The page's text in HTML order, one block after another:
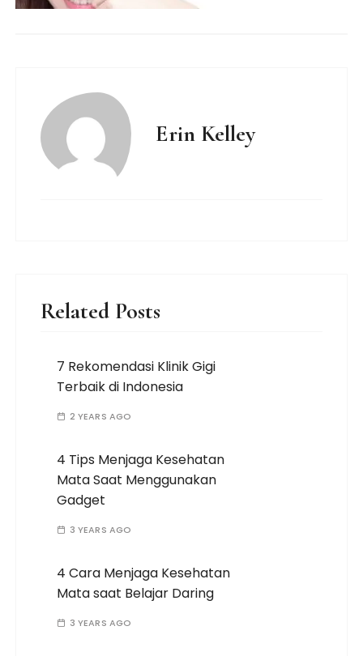
Erin Kelley
Related Posts
7 Rekomendasi Klinik Gigi
Terbaik di Indonesia
2 YEARS AGO
4 Tips Menjaga Kesehatan
Mata Saat Menggunakan
Gadget
3 YEARS AGO
4 Cara Menjaga Kesehatan
Mata saat Belajar Daring
3 YEARS AGO